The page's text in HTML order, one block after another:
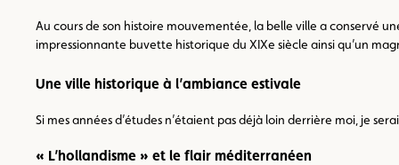
Au cours de son histoire mouvementée, la belle ville a conservé
impressionnante buvette historique du XIXe siècle ainsi qu’un
Une ville historique à l’ambiance estivale
Si mes années d’études n’étaient pas déjà loin derrière moi, je
« L’hollandisme » et le flair méditerranéen